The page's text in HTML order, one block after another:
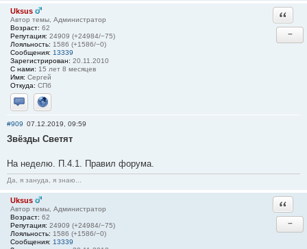
Uksus
Автор темы, Администратор
Возраст: 62
Репутация: 24909 (+24984/−75)
Лояльность: 1586 (+1586/−0)
Сообщения: 13339
Зарегистрирован: 20.11.2010
С нами: 15 лет 8 месяцев
Имя: Сергей
Откуда: СПб
Отправить личное сообщение
Сайт
−
#909 07.12.2019, 09:59
Звёзды Светят
На неделю. П.4.1. Правил форума.
Да, я зануда, я знаю...
Uksus
Автор темы, Администратор
Возраст: 62
Репутация: 24909 (+24984/−75)
Лояльность: 1586 (+1586/−0)
Сообщения: 13339
−